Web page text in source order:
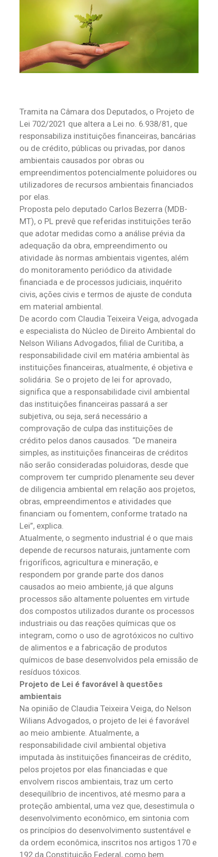
Tramita na Câmara dos Deputados, o Projeto de
Lei 702/2021 que altera a Lei no. 6.938/81, que
responsabiliza instituições financeiras, bancárias
ou de crédito, públicas ou privadas, por danos
ambientais causados por obras ou
empreendimentos potencialmente poluidores ou
utilizadores de recursos ambientais financiados
por elas.
Proposta pelo deputado Carlos Bezerra (MDB-
MT), o PL prevê que referidas instituições terão
que adotar medidas como a análise prévia da
adequação da obra, empreendimento ou
atividade às normas ambientais vigentes, além
do monitoramento periódico da atividade
financiada e de processos judiciais, inquérito
civis, ações civis e termos de ajuste de conduta
em material ambiental.
De acordo com Claudia Teixeira Veiga, advogada
e especialista do Núcleo de Direito Ambiental do
Nelson Wilians Advogados, filial de Curitiba, a
responsabilidade civil em matéria ambiental às
instituições financeiras, atualmente, é objetiva e
solidária. Se o projeto de lei for aprovado,
significa que a responsabilidade civil ambiental
das instituições financeiras passará a ser
subjetiva, ou seja, será necessário a
comprovação de culpa das instituições de
crédito pelos danos causados. “De maneira
simples, as instituições financeiras de créditos
não serão consideradas poluidoras, desde que
comprovem ter cumprido plenamente seu dever
de diligencia ambiental em relação aos projetos,
obras, empreendimentos e atividades que
financiam ou fomentem, conforme tratado na
Lei”, explica.
Atualmente, o segmento industrial é o que mais
depende de recursos naturais, juntamente com
frigoríficos, agricultura e mineração, e
respondem por grande parte dos danos
causados ao meio ambiente, já que alguns
processos são altamente poluentes em virtude
dos compostos utilizados durante os processos
industriais ou das reações químicas que os
integram, como o uso de agrotóxicos no cultivo
de alimentos e a fabricação de produtos
químicos de base desenvolvidos pela emissão de
resíduos tóxicos.
Projeto de Lei é favorável à questões
ambientais
Na opinião de Claudia Teixeira Veiga, do Nelson
Wilians Advogados, o projeto de lei é favorável
ao meio ambiente. Atualmente, a
responsabilidade civil ambiental objetiva
imputada às instituições financeiras de crédito,
pelos projetos por elas financiadas e que
envolvem riscos ambientais, traz um certo
desequilíbrio de incentivos, até mesmo para a
proteção ambiental, uma vez que, desestimula o
desenvolvimento econômico, em sintonia com
os princípios do desenvolvimento sustentável e
da ordem econômica, inscritos nos artigos 170 e
192 da Constituição Federal, como bem